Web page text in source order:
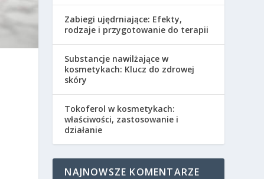
Zabiegi ujędrniające: Efekty,
rodzaje i przygotowanie do terapii
Substancje nawilżające w
kosmetykach: Klucz do zdrowej
skóry
Tokoferol w kosmetykach:
właściwości, zastosowanie i
działanie
NAJNOWSZE KOMENTARZE